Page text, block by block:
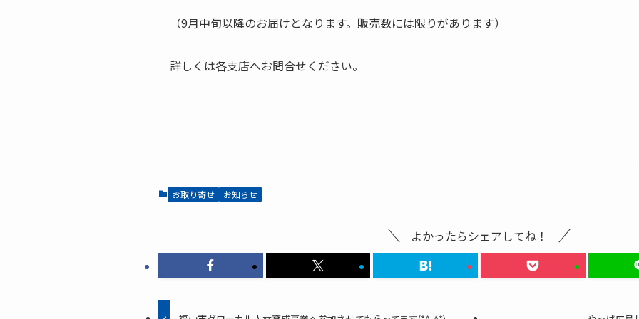
（9月中旬以降のお届けとなります。販売数には限りがあります）
詳しくは各支店へお問合せください。
お取り寄せ お知らせ
よかったらシェアしてね！